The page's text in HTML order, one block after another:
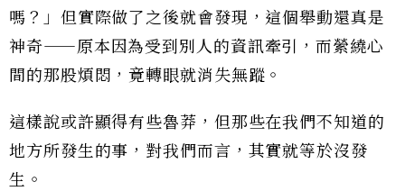
嗎？」但實際做了之後就會發現，這個舉動還真是
神奇⸺原本因為受到別人的資訊牽引，而縈繞心
間的那股煩悶，竟轉眼就消失無蹤。
這樣說或許顯得有些魯莽，但那些在我們不知道的
地方所發生的事，對我們而言，其實就等於沒發
生。